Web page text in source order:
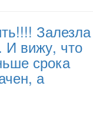
Залезла
И вижу, что
срока
а